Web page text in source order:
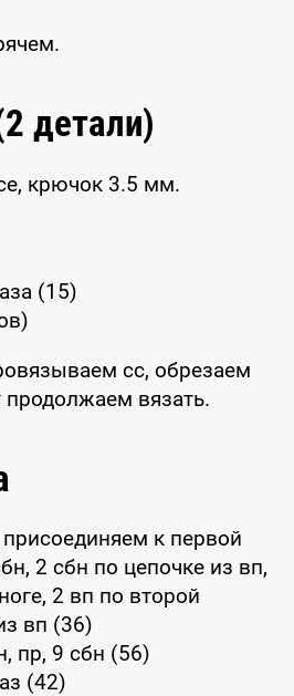
детали)
крючок 3.5 мм.
(15)
сс, обрезаем
продолжаем вязать.
к первой
2 сбн по цепочке из вп,
2 вп по второй
вп (36)
пр, 9 сбн (56)
(42)